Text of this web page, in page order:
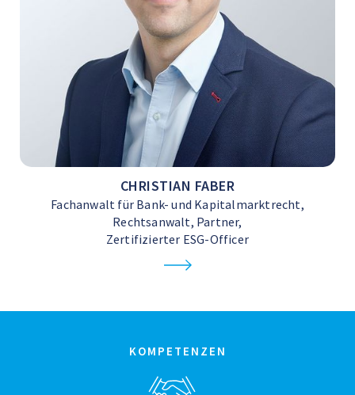
CHRISTIAN FABER
Fachanwalt für Bank- und Kapitalmarktrecht,
Rechtsanwalt, Partner,
Zertifizierter ESG-Officer
KOMPETENZEN